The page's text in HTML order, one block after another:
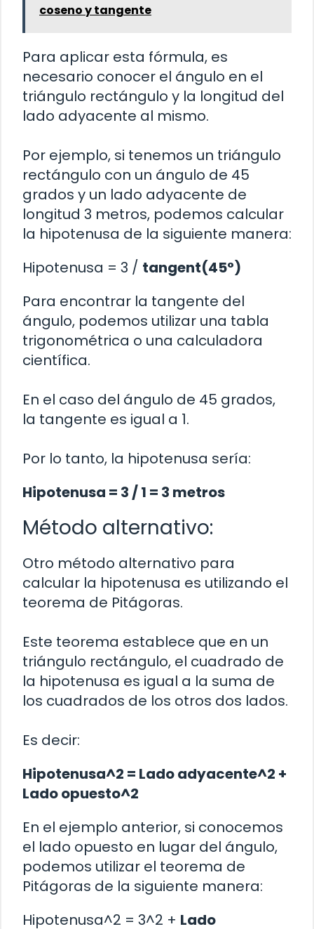
coseno y tangente
Para aplicar esta fórmula, es
necesario conocer el ángulo en el
triángulo rectángulo y la longitud del
lado adyacente al mismo.
Por ejemplo, si tenemos un triángulo
rectángulo con un ángulo de 45
grados y un lado adyacente de
longitud 3 metros, podemos calcular
la hipotenusa de la siguiente manera:
Hipotenusa = 3 / tangent(45°)
Para encontrar la tangente del
ángulo, podemos utilizar una tabla
trigonométrica o una calculadora
científica.
En el caso del ángulo de 45 grados,
la tangente es igual a 1.
Por lo tanto, la hipotenusa sería:
Hipotenusa = 3 / 1 = 3 metros
Método alternativo:
Otro método alternativo para
calcular la hipotenusa es utilizando el
teorema de Pitágoras.
Este teorema establece que en un
triángulo rectángulo, el cuadrado de
la hipotenusa es igual a la suma de
los cuadrados de los otros dos lados.
Es decir:
Hipotenusa^2 = Lado adyacente^2 +
Lado opuesto^2
En el ejemplo anterior, si conocemos
el lado opuesto en lugar del ángulo,
podemos utilizar el teorema de
Pitágoras de la siguiente manera:
Hipotenusa^2 = 3^2 + Lado